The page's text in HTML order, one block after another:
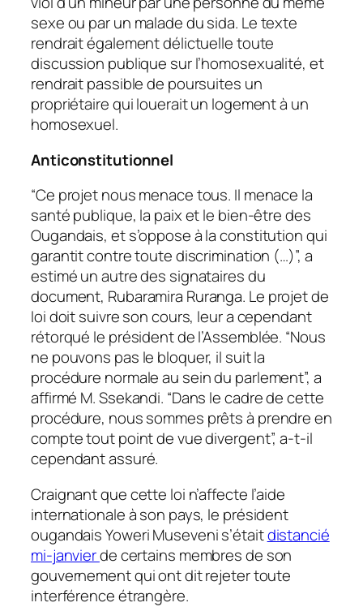
sexe ou par un malade du sida. Le texte
rendrait également délictuelle toute
discussion publique sur l’homosexualité, et
rendrait passible de poursuites un
propriétaire qui louerait un logement à un
homosexuel.
Anticonstitutionnel
“Ce projet nous menace tous. Il menace la
santé publique, la paix et le bien-être des
Ougandais, et s’oppose à la constitution qui
garantit contre toute discrimination (…)”, a
estimé un autre des signataires du
document, Rubaramira Ruranga. Le projet de
loi doit suivre son cours, leur a cependant
rétorqué le président de l’Assemblée. “Nous
ne pouvons pas le bloquer, il suit la
procédure normale au sein du parlement”, a
affirmé M. Ssekandi. “Dans le cadre de cette
procédure, nous sommes prêts à prendre en
compte tout point de vue divergent”, a-t-il
cependant assuré.
Craignant que cette loi n’affecte l’aide
internationale à son pays, le président
ougandais Yoweri Museveni s’étaitdistancié
mi-janvierde certains membres de son
gouvernement qui ont dit rejeter toute
interférence étrangère.